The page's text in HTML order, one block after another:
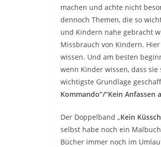
machen und achte nicht
dennoch Themen, die so
und Kindern nahe gebracht
Missbrauch von Kindern.
wissen. Und am besten
wenn Kinder wissen, dass
wichtigste Grundlage
Kommando“/“Kein Anfassen
Der Doppelband „Kein
selbst habe noch ein
Bücher immer noch im